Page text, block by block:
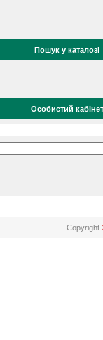
Пошук у каталозі
Особистий кабінет
Copyright